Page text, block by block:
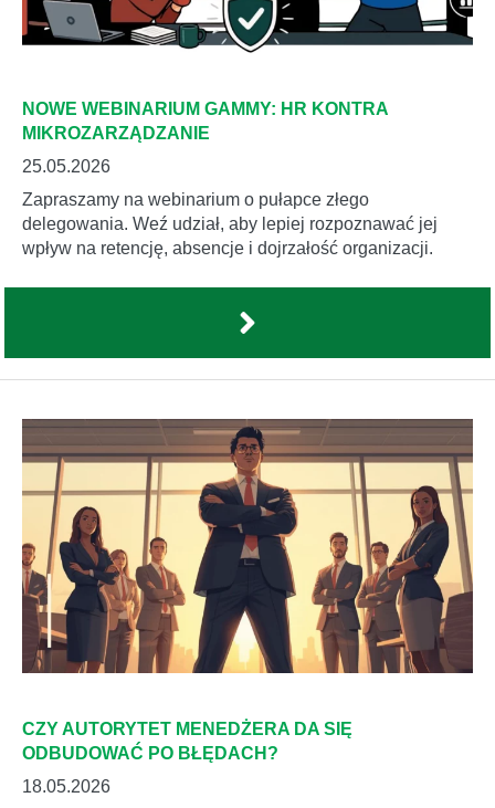
NOWE WEBINARIUM GAMMY: HR KONTRA
MIKROZARZĄDZANIE
25.05.2026
Zapraszamy na webinarium o pułapce złego
delegowania. Weź udział, aby lepiej rozpoznawać jej
wpływ na retencję, absencje i dojrzałość organizacji.
CZY AUTORYTET MENEDŻERA DA SIĘ
ODBUDOWAĆ PO BŁĘDACH?
18.05.2026